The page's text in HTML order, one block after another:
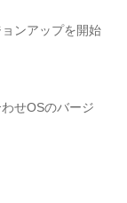
ンアップを開始
せOSのバージ